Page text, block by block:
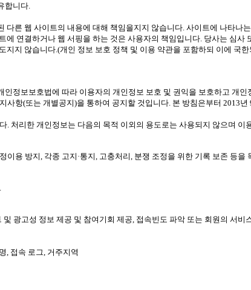
합니다.
다른 웹 사이트의 내용에 대해 책임을지지 않습니다. 사이트에 나타
에 연결하거나 웹 서핑을 하는 것은 사용자의 책임입니다. 당사는 심
지지 않습니다.(개인 정보 보호 정책 및 이용 약관을 포함하되 이에
인정보보호법에 따라 이용자의 개인정보 보호 및 권익을 보호하고
사항(또는 개별공지)을 통하여 공지할 것입니다. 본 방침은부터 2013년
. 처리한 개인정보는 다음의 목적 이외의 용도로는 사용되지 않으며
이용 방지, 각종 고지·통지, 고충처리, 분쟁 조정을 위한 기록 보존 등
광고성 정보 제공 및 참여기회 제공, 접속빈도 파악 또는 회원의 서
, 접속 로그, 거주지역